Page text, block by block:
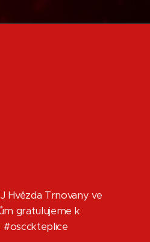
Hvězda Trnovany ve
gratulujeme k